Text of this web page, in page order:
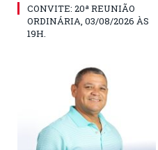
CONVITE: 20ª REUNIÃO
ORDINÁRIA, 03/08/2026 ÀS
19H.